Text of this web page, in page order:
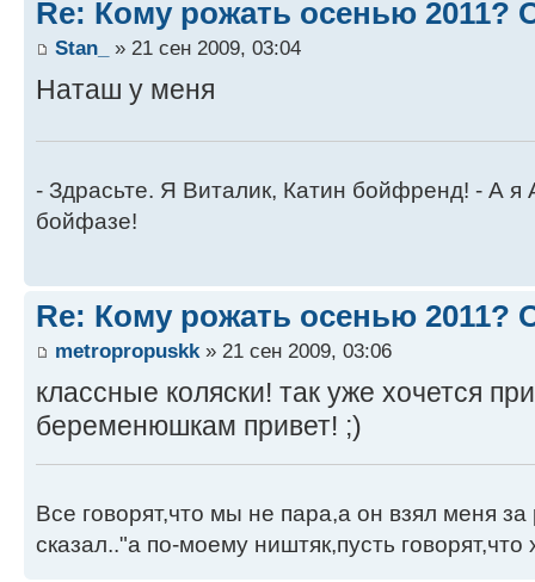
Re: Кому рожать осенью 2011?
Stan_ » 21 сен 2009, 03:04
Наташ у меня
- Здрасьте. Я Виталик, Катин бойфренд! - А я
бойфазе!
Re: Кому рожать осенью 2011?
metropropuskk» 21 сен 2009, 03:06
классные коляски! так уже хочется
беременюшкам привет! ;)
Все говорят,что мы не пара,а он взял меня за
сказал.."а по-моему ништяк,пусть говорят,что